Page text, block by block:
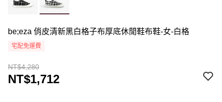
be;eza 俏皮清新黑白格子布厚底休閒鞋布鞋-女-白格
宅配免運費
NT$4,280
NT$1,712